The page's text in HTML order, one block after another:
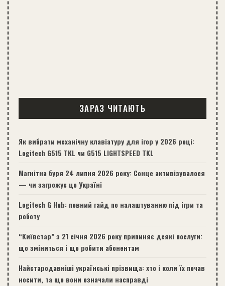
ЗАРАЗ ЧИТАЮТЬ
Як вибрати механічну клавіатуру для ігор у 2026 році:
Logitech G515 TKL чи G515 LIGHTSPEED TKL
Магнітна буря 24 липня 2026 року: Сонце активізувалося
— чи загрожує це Україні
Logitech G Hub: повний гайд по налаштуванню під ігри та
роботу
“Київстар” з 21 січня 2026 року припиняє деякі послуги:
що зміниться і що робити абонентам
Найстародавніші українські прізвища: хто і коли їх почав
носити, та що вони означали насправді